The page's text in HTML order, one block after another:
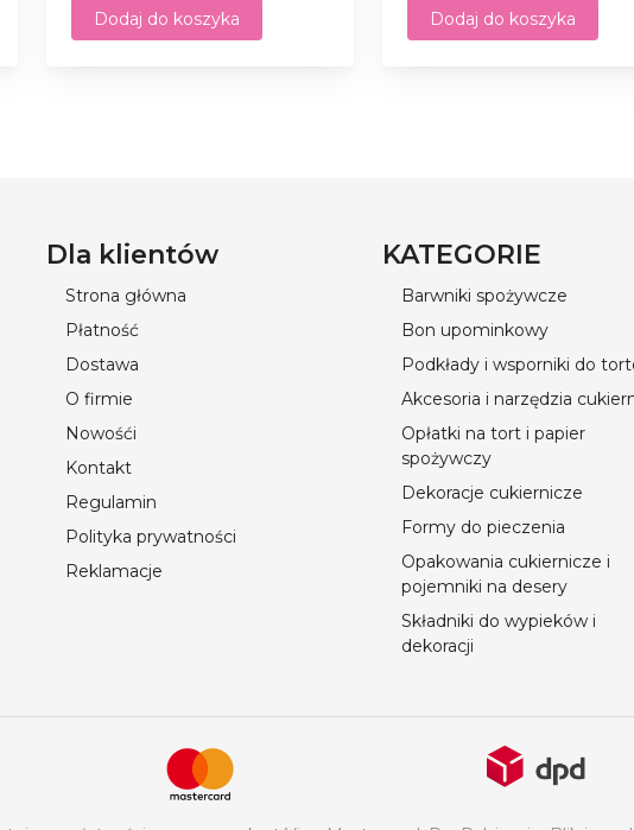
Dodaj do koszyka Dodaj do koszyka
Dla klientów
Strona główna
Płatność
Dostawa
O firmie
Nowośći
Kontakt
Regulamin
Polityka prywatności
Reklamacje
KATEGORIE
Barwniki spożywcze
Bon upominkowy
Podkłady i wsporniki do
Akcesoria i narzędzia
Opłatki na tort i papier
spożywczy
Dekoracje cukiernicze
Formy do pieczenia
Opakowania cukiernicze i
pojemniki na desery
Składniki do wypieków i
dekoracji